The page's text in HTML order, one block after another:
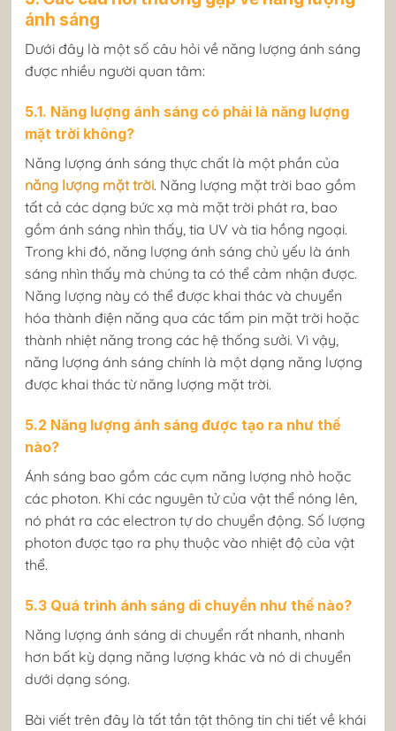
ánh sáng
Dưới đây là một số câu hỏi về năng lượng ánh sáng
được nhiều người quan tâm:
5.1. Năng lượng ánh sáng có phải là năng lượng
mặt trời không?
Năng lượng ánh sáng thực chất là một phần của
năng lượng mặt trời. Năng lượng mặt trời bao gồm
tất cả các dạng bức xạ mà mặt trời phát ra, bao
gồm ánh sáng nhìn thấy, tia UV và tia hồng ngoại.
Trong khi đó, năng lượng ánh sáng chủ yếu là ánh
sáng nhìn thấy mà chúng ta có thể cảm nhận được.
Năng lượng này có thể được khai thác và chuyển
hóa thành điện năng qua các tấm pin mặt trời hoặc
thành nhiệt năng trong các hệ thống sưởi. Vì vậy,
năng lượng ánh sáng chính là một dạng năng lượng
được khai thác từ năng lượng mặt trời.
5.2 Năng lượng ánh sáng được tạo ra như thế
nào?
Ánh sáng bao gồm các cụm năng lượng nhỏ hoặc
các photon. Khi các nguyên tử của vật thể nóng lên,
nó phát ra các electron tự do chuyển động. Số lượng
photon được tạo ra phụ thuộc vào nhiệt độ của vật
thể.
5.3 Quá trình ánh sáng di chuyển như thế nào?
Năng lượng ánh sáng di chuyển rất nhanh, nhanh
hơn bất kỳ dạng năng lượng khác và nó di chuyển
dưới dạng sóng.
Bài viết trên đây là tất tần tật thông tin chi tiết về khái